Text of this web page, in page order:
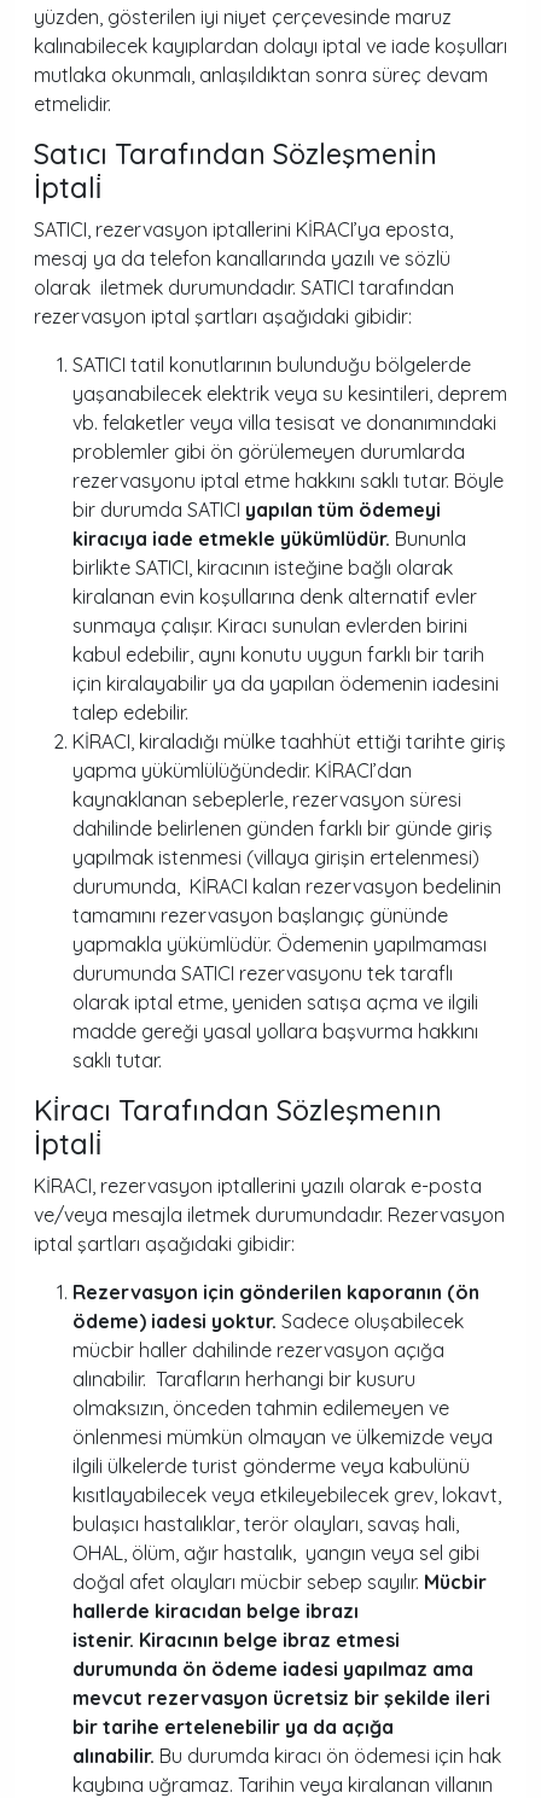
yüzden, gösterilen iyi niyet çerçevesinde maruz
kalınabilecek kayıplardan dolayı iptal ve iade koşulları
mutlaka okunmalı, anlaşıldıktan sonra süreç devam
etmelidir.
Satıcı Tarafından Sözleşmeni̇n
İptali̇
SATICI, rezervasyon iptallerini KİRACI’ya eposta,
mesaj ya da telefon kanallarında yazılı ve sözlü
olarak iletmek durumundadır. SATICI tarafından
rezervasyon iptal şartları aşağıdaki gibidir:
SATICI tatil konutlarının bulunduğu bölgelerde
yaşanabilecek elektrik veya su kesintileri, deprem
vb. felaketler veya villa tesisat ve donanımındaki
problemler gibi ön görülemeyen durumlarda
rezervasyonu iptal etme hakkını saklı tutar. Böyle
bir durumda SATICI yapılan tüm ödemeyi
kiracıya iade etmekle yükümlüdür. Bununla
birlikte SATICI, kiracının isteğine bağlı olarak
kiralanan evin koşullarına denk alternatif evler
sunmaya çalışır. Kiracı sunulan evlerden birini
kabul edebilir, aynı konutu uygun farklı bir tarih
için kiralayabilir ya da yapılan ödemenin iadesini
talep edebilir.
KİRACI, kiraladığı mülke taahhüt ettiği tarihte giriş
yapma yükümlülüğündedir. KİRACI’dan
kaynaklanan sebeplerle, rezervasyon süresi
dahilinde belirlenen günden farklı bir günde giriş
yapılmak istenmesi (villaya girişin ertelenmesi)
durumunda, KİRACI kalan rezervasyon bedelinin
tamamını rezervasyon başlangıç gününde
yapmakla yükümlüdür. Ödemenin yapılmaması
durumunda SATICI rezervasyonu tek taraflı
olarak iptal etme, yeniden satışa açma ve ilgili
madde gereği yasal yollara başvurma hakkını
saklı tutar.
Ki̇racı Tarafından Sözleşmenın
İptali̇
KİRACI, rezervasyon iptallerini yazılı olarak e-posta
ve/veya mesajla iletmek durumundadır. Rezervasyon
iptal şartları aşağıdaki gibidir:
Rezervasyon için gönderilen kaporanın (ön
ödeme) iadesi yoktur. Sadece oluşabilecek
mücbir haller dahilinde rezervasyon açığa
alınabilir. Tarafların herhangi bir kusuru
olmaksızın, önceden tahmin edilemeyen ve
önlenmesi mümkün olmayan ve ülkemizde veya
ilgili ülkelerde turist gönderme veya kabulünü
kısıtlayabilecek veya etkileyebilecek grev, lokavt,
bulaşıcı hastalıklar, terör olayları, savaş hali,
OHAL, ölüm, ağır hastalık, yangın veya sel gibi
doğal afet olayları mücbir sebep sayılır. Mücbir
hallerde kiracıdan belge ibrazı
istenir. Kiracının belge ibraz etmesi
durumunda ön ödeme iadesi yapılmaz ama
mevcut rezervasyon ücretsiz bir şekilde ileri
bir tarihe ertelenebilir ya da açığa
alınabilir. Bu durumda kiracı ön ödemesi için hak
kaybına uğramaz. Tarihin veya kiralanan villanın